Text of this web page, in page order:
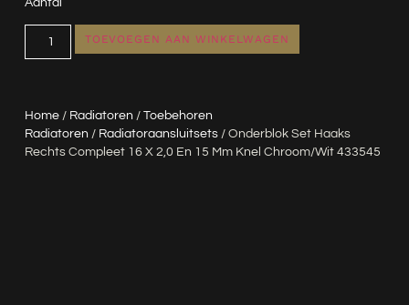
Home/ Radiatoren / Toebehoren
Radiatoren / Radiatoraansluitsets/ Onderblok Set Haaks
Rechts Compleet 16 X 2,0 En 15 Mm Knel Chroom/wit 433545
Aantal
TOEVOEGEN AAN WINKELWAGEN